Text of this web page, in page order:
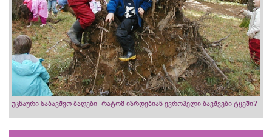
უცნაური საბავშვო ბაღები- რატომ იზრდებიან ევროპელი ბავშვები ტყეში?